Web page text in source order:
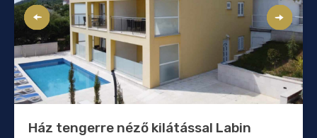
Ház tengerre néző kilátással Labin